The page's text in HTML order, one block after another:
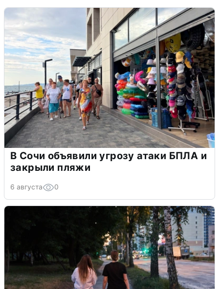
В Сочи объявили угрозу атаки БПЛА и
закрыли пляжи
6 августа 0